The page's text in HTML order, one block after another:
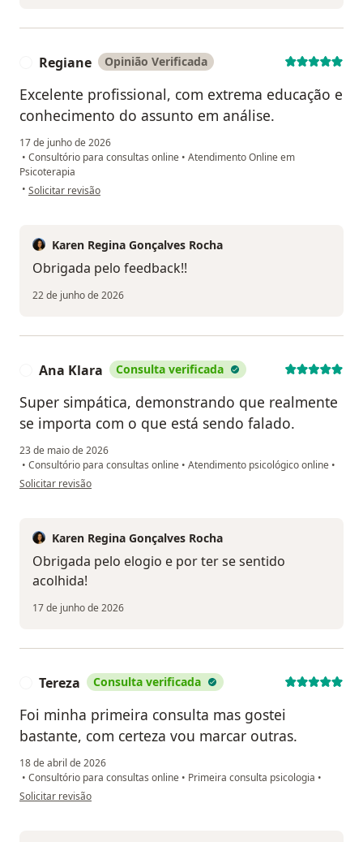
Regiane Opinião Verificada
Excelente profissional, com extrema educação e
conhecimento do assunto em análise.
17 de junho de 2026
• Consultório para consultas online • Atendimento Online em
Psicoterapia
• na opinião do utilizador Regiane
Solicitar revisão
Karen Regina Gonçalves Rocha
Obrigada pelo feedback!!
22 de junho de 2026
Ana Klara Consulta verificada
Super simpática, demonstrando que realmente
se importa com o que está sendo falado.
23 de maio de 2026
• Consultório para consultas online • Atendimento psicológico online •
na opinião do utilizador Ana Klara
Solicitar revisão
Karen Regina Gonçalves Rocha
Obrigada pelo elogio e por ter se sentido
acolhida!
17 de junho de 2026
Tereza Consulta verificada
Foi minha primeira consulta mas gostei
bastante, com certeza vou marcar outras.
18 de abril de 2026
• Consultório para consultas online • Primeira consulta psicologia •
na opinião do utilizador Tereza
Solicitar revisão